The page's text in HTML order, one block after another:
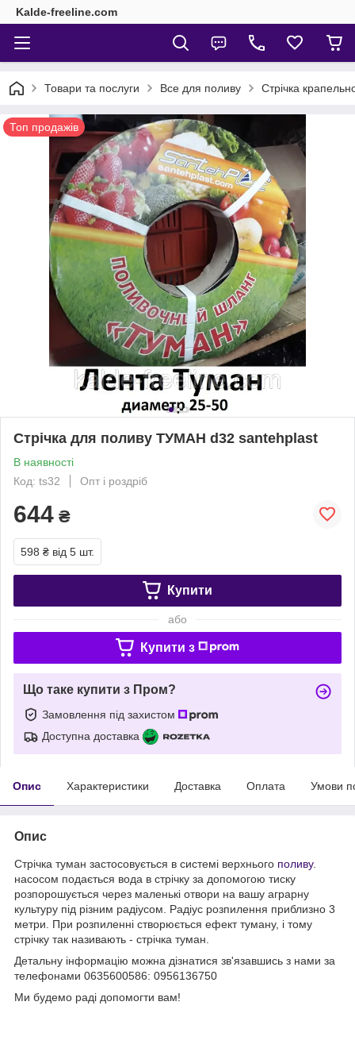
Kalde-freeline.com
Товари та послуги Все для поливу Стрічка
Топ продажів
Стрічка для поливу ТУМАН d32 santehplast
В наявності
Код: ts32
Опт і роздріб
644 ₴
598 ₴ від 5 шт.
Купити
або
Купити з
Що таке купити з Пром?
Замовлення під захистом
Доступна доставка
Опис Характеристики Доставка Оплата Умови
Опис
Стрічка туман застосовується в системі верхнього поливу.
насосом подається вода в стрічку за допомогою тиску
розпорошується через маленькі отвори на вашу аграрну
культуру під різним радіусом. Радіус розпилення приблизно 3
метри. При розпиленні створюється ефект туману, і тому
стрічку так називають - стрічка туман.
Детальну інформацію можна дізнатися зв'язавшись з нами за
телефонами 0635600586: 0956136750
Ми будемо раді допомогти вам!